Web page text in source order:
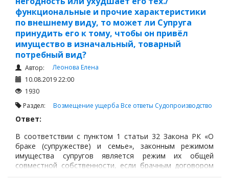
функциональные и прочие характеристики
по внешнему виду, то может ли Супруга
принудить его к тому, чтобы он привёл
имущество в изначальный, товарный
потребный вид?
Автор:
Леонова Елена
10.08.2019 22:00
1930
Раздел: Возмещение ущерба Все ответы Судопроизводство
Ответ:
В соответствии с пунктом 1 статьи 32 Закона РК «О
браке (супружестве) и семье», законным режимом
имущества супругов является режим их общей
совместной собственности, если брачным договором
не установлено иное.